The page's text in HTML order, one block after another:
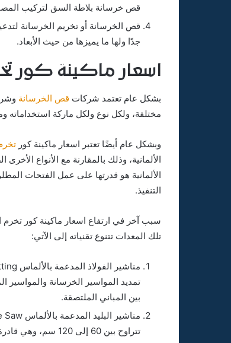
قص خرسانة بلاطة السق لتركيب
قص الخرسانة أو تخريم الخرسانة
جدًا ولها ما يميزها من حيث الأبعاد.
اسعار ماكينة كور
بشكل عام تعتمد شركات قص الخرسانة
مختلفة، ولكل نوع ولكل ماركة استخداماته
وبشكل عام أيضًا تعتبر اسعار ماكينة كور
الألمانية، وذلك بالمقارنة مع الأنواع
الألمانية هو قدرتها على عمل الفتحات
التنفيذ.
سبب آخر في ارتفاع اسعار ماكينة كور تخرم
تلك المعدات تتنوع تقنياته إلى الآتي:
تمديد المواسير الخرسانة والمواسير
بين المباني الملتصقة.
تتراوح بين 60 إلى 120 سم، وهي قادرة على التقطيع لسُمك 50 سم بدون إزعاج أو اهتزازات.